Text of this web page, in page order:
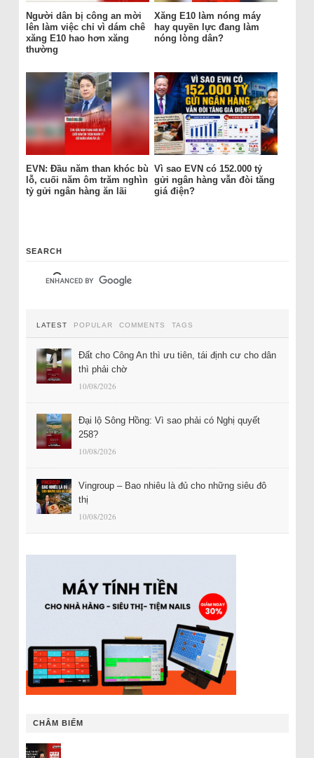
Người dân bị công an mời
lên làm việc chỉ vì dám chê
xăng E10 hao hơn xăng
thường
Xăng E10 làm nóng máy
hay quyền lực đang làm
nóng lòng dân?
EVN: Đầu năm than khóc bù
lỗ, cuối năm ôm trăm nghìn
tỷ gửi ngân hàng ăn lãi
Vì sao EVN có 152.000 tỷ
gửi ngân hàng vẫn đòi tăng
giá điện?
SEARCH
LATEST POPULAR COMMENTS TAGS
Đất cho Công An thì ưu tiên, tái định cư cho dân
thì phải chờ
10/08/2026
Đại lộ Sông Hồng: Vì sao phải có Nghị quyết
258?
10/08/2026
Vingroup – Bao nhiêu là đủ cho những siêu đô
thị
10/08/2026
CHÂM BIẾM